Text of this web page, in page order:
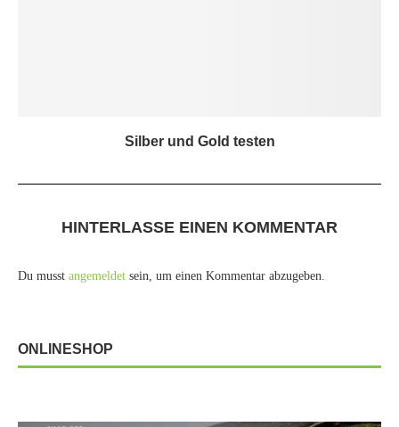
Silber und Gold testen
HINTERLASSE EINEN KOMMENTAR
Du musst angemeldet sein, um einen Kommentar abzugeben.
ONLINESHOP